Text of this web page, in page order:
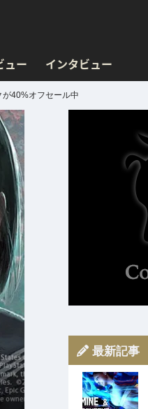
ュー インタビュー
が40%オフセール中
最新記事